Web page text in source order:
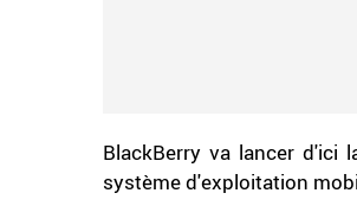
BlackBerry va lancer d'ici
système d'exploitation